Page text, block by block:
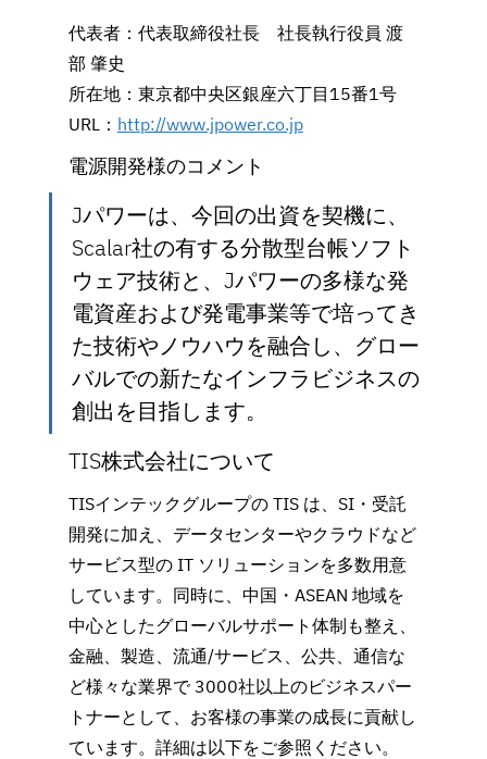
代表者：代表取締役社長　社長執行役員 渡
部 肇史
所在地：東京都中央区銀座六丁目15番1号
URL： http://www.jpower.co.jp
電源開発様のコメント
Jパワーは、今回の出資を契機に、
Scalar社の有する分散型台帳ソフト
ウェア技術と、Jパワーの多様な発
電資産および発電事業等で培ってき
た技術やノウハウを融合し、グロー
バルでの新たなインフラビジネスの
創出を目指します。
TIS株式会社について
TISインテックグループの TIS は、SI・受託
開発に加え、データセンターやクラウドなど
サービス型の IT ソリューションを多数用意
しています。同時に、中国・ASEAN 地域を
中心としたグローバルサポート体制も整え、
金融、製造、流通/サービス、公共、通信な
ど様々な業界で 3000社以上のビジネスパー
トナーとして、お客様の事業の成長に貢献し
ています。詳細は以下をご参照ください。